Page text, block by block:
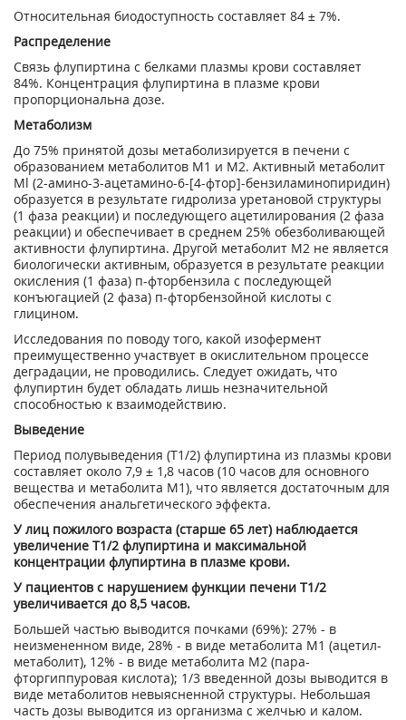
Относительная биодоступность составляет 84 ± 7%.
Распределение
Связь флупиртина с белками плазмы крови составляет
84%. Концентрация флупиртина в плазме крови
пропорциональна дозе.
Метаболизм
До 75% принятой дозы метаболизируется в печени с
образованием метаболитов M1 и М2. Активный метаболит
Ml (2-амино-3-ацетамино-6-[4-фтор]-бензиламинопиридин)
образуется в результате гидролиза уретановой структуры
(1 фаза реакции) и последующего ацетилирования (2 фаза
реакции) и обеспечивает в среднем 25% обезболивающей
активности флупиртина. Другой метаболит М2 не является
биологически активным, образуется в результате реакции
окисления (1 фаза) п-фторбензила с последующей
конъюгацией (2 фаза) п-фторбензойной кислоты с
глицином.
Исследования по поводу того, какой изофермент
преимущественно участвует в окислительном процессе
деградации, не проводились. Следует ожидать, что
флупиртин будет обладать лишь незначительной
способностью к взаимодействию.
Выведение
Период полувыведения (Т1/2) флупиртина из плазмы крови
составляет около 7,9 ± 1,8 часов (10 часов для основного
вещества и метаболита M1), что является достаточным для
обеспечения анальгетического эффекта.
У лиц пожилого возраста (старше 65 лет) наблюдается
увеличение Т1/2 флупиртина и максимальной
концентрации флупиртина в плазме крови.
У пациентов с нарушением функции печени Т1/2
увеличивается до 8,5 часов.
Большей частью выводится почками (69%): 27% - в
неизмененном виде, 28% - в виде метаболита M1 (ацетил-
метаболит), 12% - в виде метаболита М2 (пара-
фторгиппуровая кислота); 1/3 введенной дозы выводится в
виде метаболитов невыясненной структуры. Небольшая
часть дозы выводится из организма с желчью и калом.